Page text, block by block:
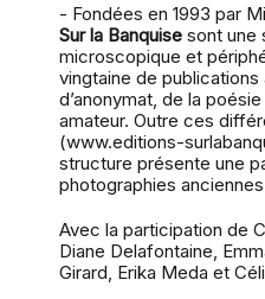
- Fondées en 1993 par
Sur la Banquise sont une
microscopique et
vingtaine de publications
d’anonymat, de la
amateur. Outre ces
(www.editions-
structure présente une
photographies
Avec la participation de
Diane Delafontaine,
Girard, Erika Meda et